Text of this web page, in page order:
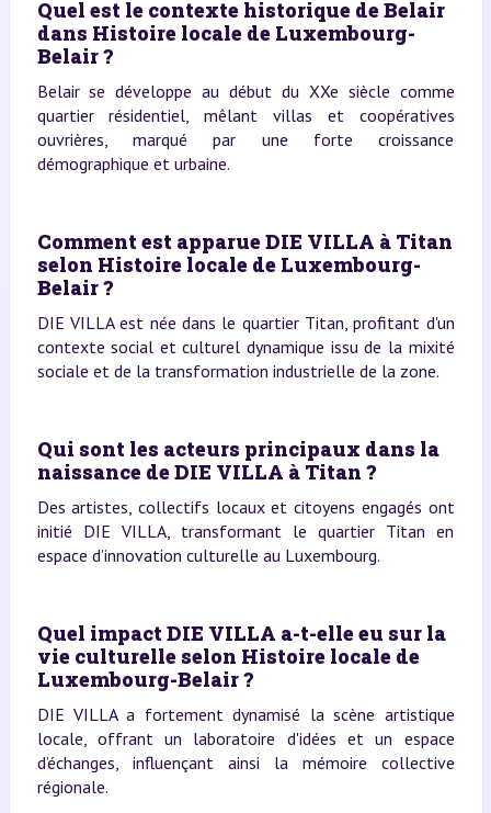
Quel est le contexte historique de Belair
dans Histoire locale de Luxembourg-
Belair ?
Belair se développe au début du XXe siècle comme
quartier résidentiel, mêlant villas et coopératives
ouvrières, marqué par une forte croissance
démographique et urbaine.
Comment est apparue DIE VILLA à Titan
selon Histoire locale de Luxembourg-
Belair ?
DIE VILLA est née dans le quartier Titan, profitant d'un
contexte social et culturel dynamique issu de la mixité
sociale et de la transformation industrielle de la zone.
Qui sont les acteurs principaux dans la
naissance de DIE VILLA à Titan ?
Des artistes, collectifs locaux et citoyens engagés ont
initié DIE VILLA, transformant le quartier Titan en
espace d’innovation culturelle au Luxembourg.
Quel impact DIE VILLA a-t-elle eu sur la
vie culturelle selon Histoire locale de
Luxembourg-Belair ?
DIE VILLA a fortement dynamisé la scène artistique
locale, offrant un laboratoire d'idées et un espace
d’échanges, influençant ainsi la mémoire collective
régionale.